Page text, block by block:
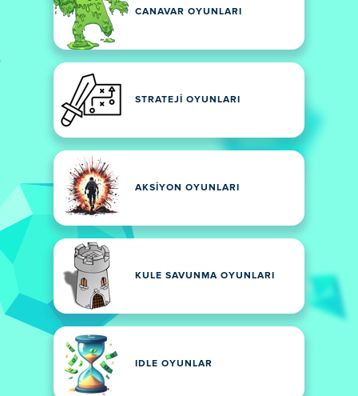
CANAVAR OYUNLARI
STRATEJI OYUNLARI
AKSIYON OYUNLARI
KULE SAVUNMA OYUNLARI
IDLE OYUNLAR